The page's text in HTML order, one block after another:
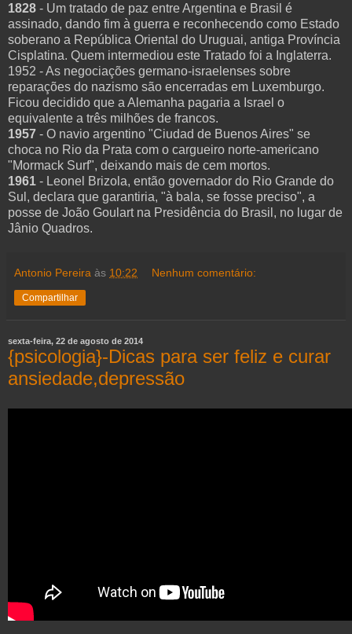
1828 - Um tratado de paz entre Argentina e Brasil é
assinado, dando fim à guerra e reconhecendo como Estado
soberano a República Oriental do Uruguai, antiga Província
Cisplatina. Quem intermediou este Tratado foi a Inglaterra.
1952 - As negociações germano-israelenses sobre
reparações do nazismo são encerradas em Luxemburgo.
Ficou decidido que a Alemanha pagaria a Israel o
equivalente a três milhões de francos.
1957 - O navio argentino "Ciudad de Buenos Aires" se
choca no Rio da Prata com o cargueiro norte-americano
"Mormack Surf", deixando mais de cem mortos.
1961 - Leonel Brizola, então governador do Rio Grande do
Sul, declara que garantiria, "à bala, se fosse preciso", a
posse de João Goulart na Presidência do Brasil, no lugar de
Jânio Quadros.
Antonio Pereira às 10:22 Nenhum comentário:
Compartilhar
sexta-feira, 22 de agosto de 2014
{psicologia}-Dicas para ser feliz e curar
ansiedade,depressão